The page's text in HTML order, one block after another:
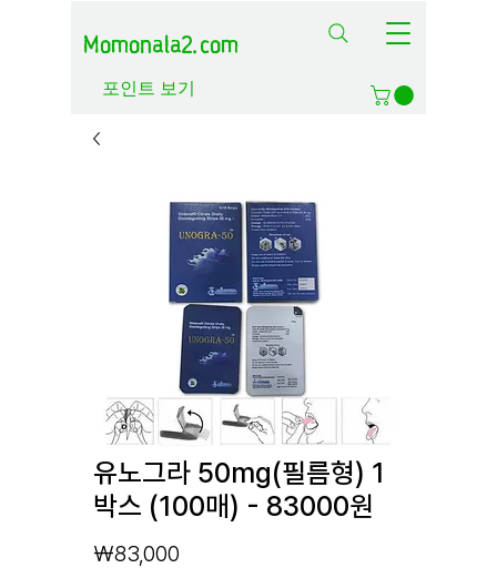
Momonala2.com
포인트 보기
유노그라 50mg(필름형) 1
박스 (100매) - 83000원
₩83,000